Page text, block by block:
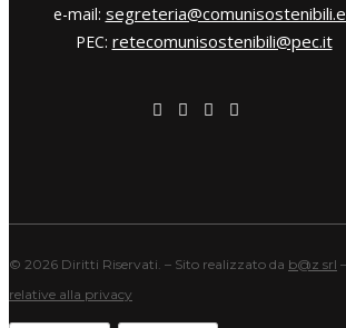
e-mail:
PEC: retecomunisostenibili@pec.it
© 2026 Diritti Riservati. – Sito realizzato da b@z srl –
relative alla privacy